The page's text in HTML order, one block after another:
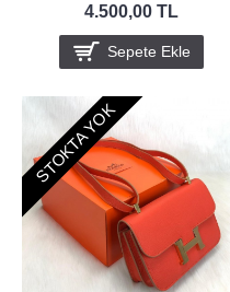
4.500,00 TL
Sepete Ekle
STOKTA YOK